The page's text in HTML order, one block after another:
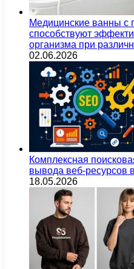
Медицинские ванны с
способствуют
организма при
02.06.2026
Комплексная
вывода веб-ресурсов
18.05.2026